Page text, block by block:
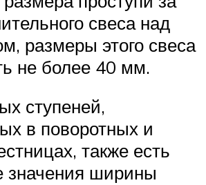
свеса над
размеры этого свеса
не более 40 мм.
ступеней,
в поворотных и
также есть
значения ширины